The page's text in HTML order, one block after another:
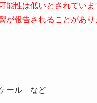
性は低いとされてい
が報告されることがあり
ケール など